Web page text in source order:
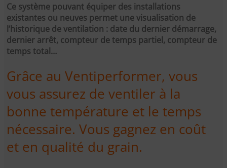
Ce système pouvant équiper des installations
existantes ou neuves permet une visualisation de
l’historique de ventilation : date du dernier démarrage,
dernier arrêt, compteur de temps partiel, compteur de
temps total…
Grâce au Ventiperformer, vous
vous assurez de ventiler à la
bonne température et le temps
nécessaire. Vous gagnez en coût
et en qualité du grain.